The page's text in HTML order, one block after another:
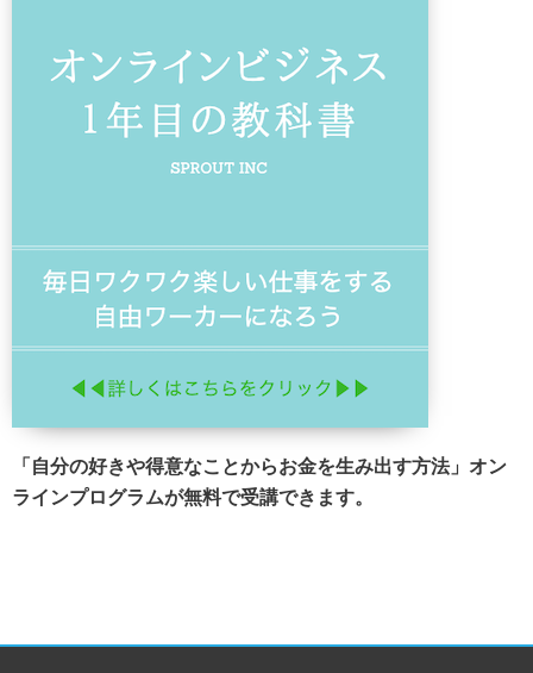
「自分の好きや得意なことからお金を生み出す方法」オン
ラインプログラムが無料で受講できます。